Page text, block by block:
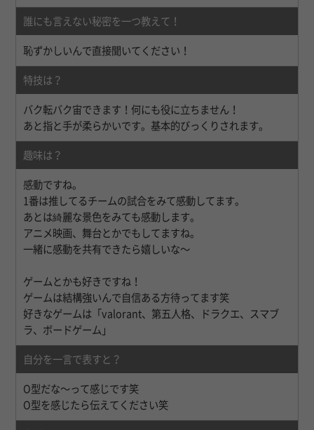
誰にも言えない秘密を一つ教えて！
恥ずかしいんで直接聞いてください！
特技は？
バク転バク宙できます！何にも役に立ちません！
あと指と手が柔らかいです。基本的びっくりされます。
趣味は？
感動ですね。
1番は推してるチームの試合をみて感動してます。
あとは綺麗な景色をみても感動します。
アニメ映画、舞台とかでもしてますね。
一緒に感動を共有できたら嬉しいな〜
ゲームとかも好きですね！
ゲームは結構強いんで自信ある方待ってます笑
好きなゲームは「valorant、第五人格、ドラクエ、スマブ
ラ、ボードゲーム」
自分を一言で表すと？
O型だな〜って感じです笑
O型を感じたら伝えてください笑